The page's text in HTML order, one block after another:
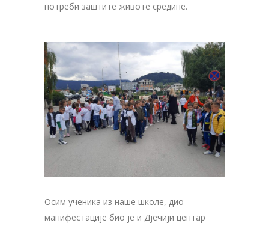
потреби заштите животе средине.
Осим ученика из наше школе, дио
манифестације био је и Дјечији центар